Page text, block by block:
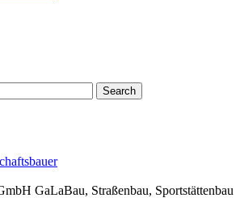
Search
GaLaBau, Straßenbau, Sportstättenbau